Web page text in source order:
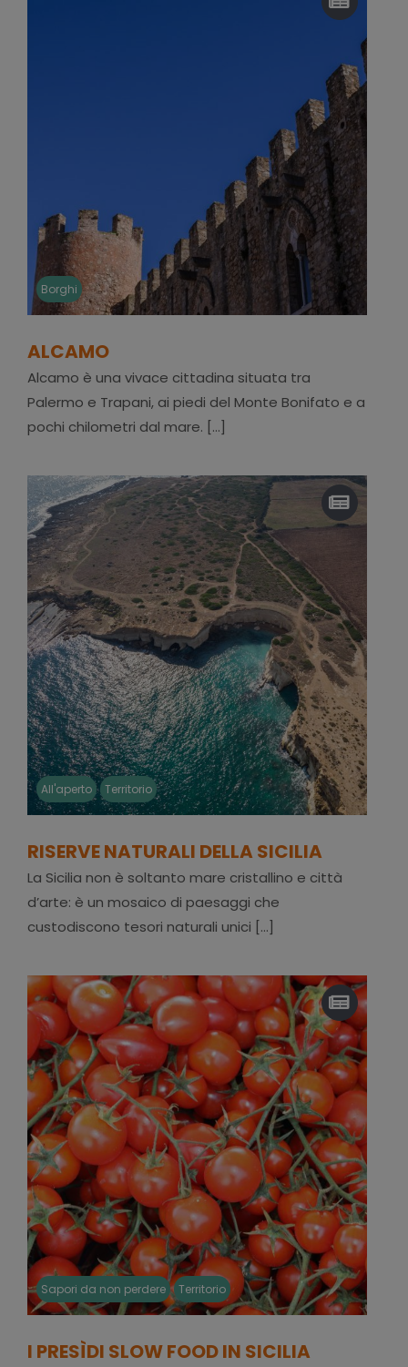
Borghi
ALCAMO
Alcamo è una vivace cittadina situata tra
Palermo e Trapani, ai piedi del Monte Bonifato e a
pochi chilometri dal mare. [...]
All'aperto Territorio
RISERVE NATURALI DELLA SICILIA
La Sicilia non è soltanto mare cristallino e città
d’arte: è un mosaico di paesaggi che
custodiscono tesori naturali unici [...]
Sapori da non perdere Territorio
I PRESÌDI SLOW FOOD IN SICILIA